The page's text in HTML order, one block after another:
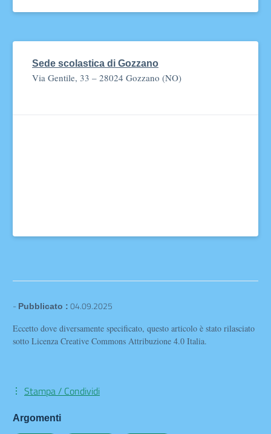
Sede scolastica di Gozzano
Via Gentile, 33 – 28024 Gozzano (NO)
- Pubblicato : 04.09.2025
Eccetto dove diversamente specificato, questo articolo è stato rilasciato
sotto Licenza Creative Commons Attribuzione 4.0 Italia.
Stampa / Condividi
Argomenti